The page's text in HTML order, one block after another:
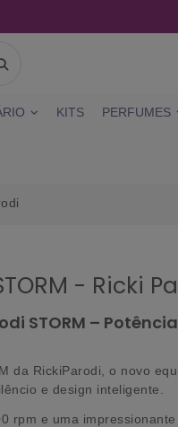
KITS PERFUMES
- Ricki
STORM –
da RickiParodi, o novo
e design inteligente.
rpm e uma